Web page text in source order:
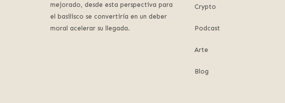
mejorado, desde esta perspectiva para
el basilisco se convertiría en un deber
moral acelerar su llegada.
Crypto
Podcast
Arte
Blog